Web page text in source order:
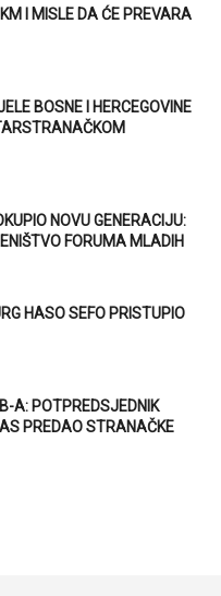
I MISLE DA ĆE PREVARA
BOSNE I HERCEGOVINE
NOVU GENERACIJU:
FORUMA MLADIH
HASO SEFO PRISTUPIO
A: POTPREDSJEDNIK
PREDAO STRANAČKE